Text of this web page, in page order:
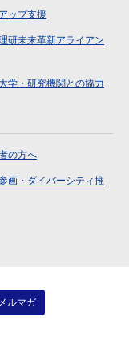
ップ支援
研未来革新アライアン
学・研究機関との協力
の方へ
画・ダイバーシティ推
ルマガ